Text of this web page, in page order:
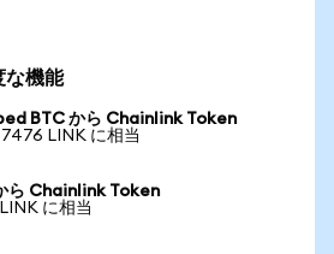
な機能
BTC から Chainlink Token
LINK に相当
ら Chainlink Token
に相当